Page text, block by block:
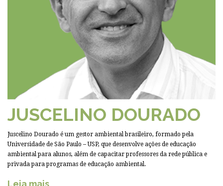
JUSCELINO DOURADO
Juscelino Dourado é um gestor ambiental brasileiro, formado pela
Universidade de São Paulo – USP, que desenvolve ações de educação
ambiental para alunos, além de capacitar professores da rede pública e
privada para programas de educação ambiental.
Leia mais